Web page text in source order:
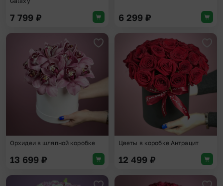
7 799 ₽ 6 299 ₽
Добавить в избранное
Орхидеи в шляпной коробке
13 699 ₽
Цветы в коробке Антрацит
12 499 ₽